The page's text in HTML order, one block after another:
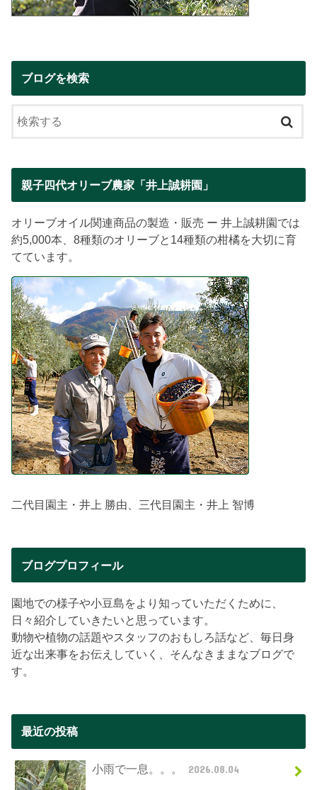
ブログを検索
親子四代オリーブ農家「井上誠耕園」
オリーブオイル関連商品の製造・販売 ー 井上誠耕園では
約5,000本、8種類のオリーブと14種類の柑橘を大切に育
てています。
二代目園主・井上 勝由、三代目園主・井上 智博
ブログプロフィール
園地での様子や小豆島をより知っていただくために、
日々紹介していきたいと思っています。
動物や植物の話題やスタッフのおもしろ話など、毎日身
近な出来事をお伝えしていく、そんなきままなブログで
す。
最近の投稿
小雨で一息。。。 2026.08.04